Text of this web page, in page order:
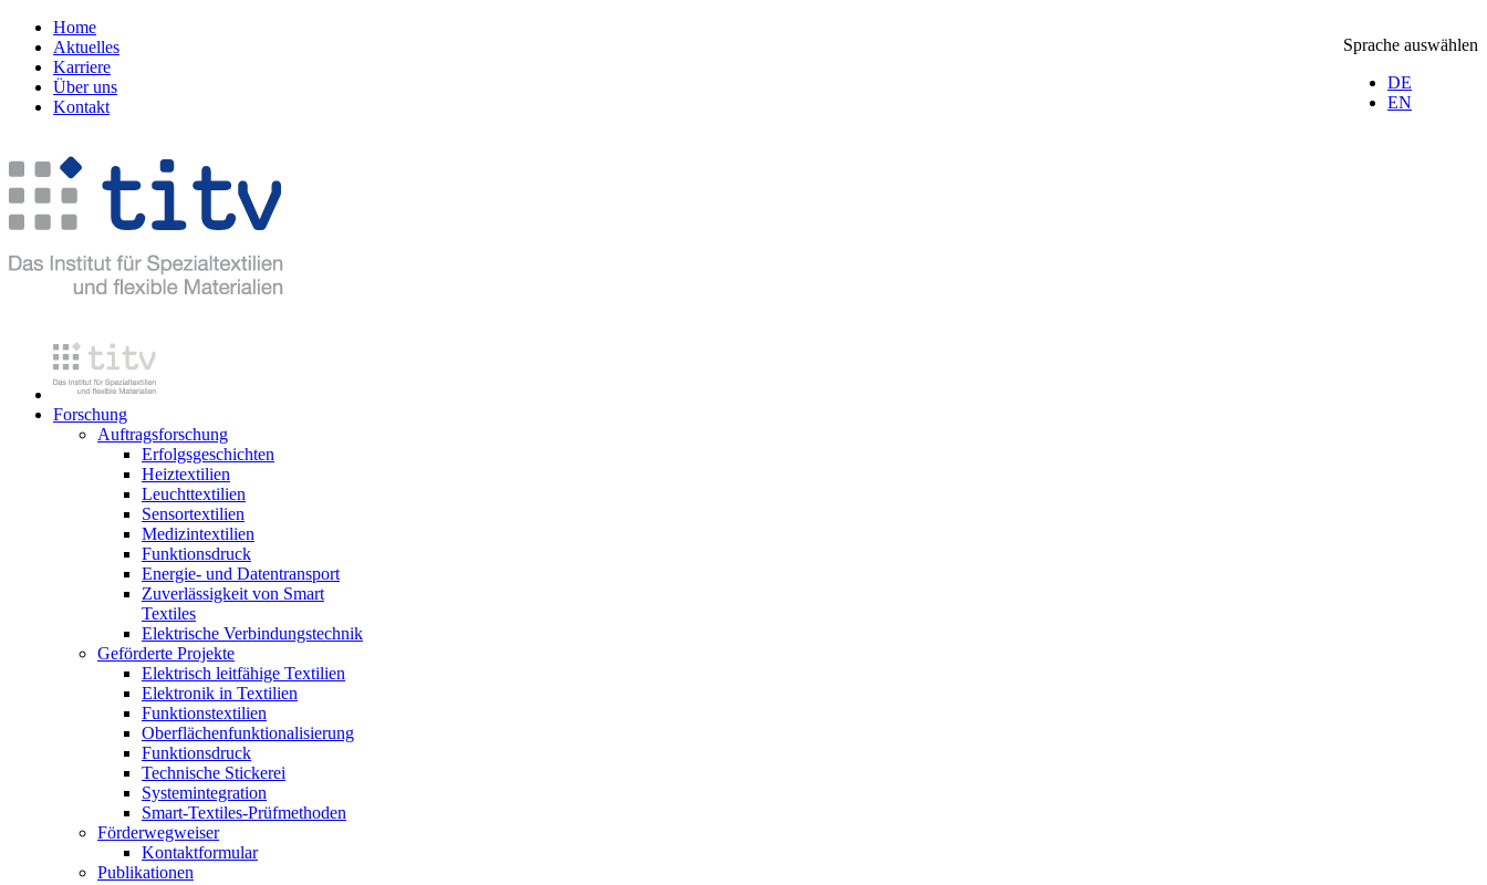
Sprache auswählen
DE
EN
Home
Aktuelles
Karriere
Über uns
Kontakt
Forschung
Auftragsforschung
Erfolgsgeschichten
Heiztextilien
Leuchttextilien
Sensortextilien
Medizintextilien
Funktionsdruck
Energie- und Datentransport
Zuverlässigkeit von Smart
Textiles
Elektrische Verbindungstechnik
Geförderte Projekte
Elektrisch leitfähige Textilien
Elektronik in Textilien
Funktionstextilien
Oberflächenfunktionalisierung
Funktionsdruck
Technische Stickerei
Systemintegration
Smart-Textiles-Prüfmethoden
Förderwegweiser
Kontaktformular
Publikationen